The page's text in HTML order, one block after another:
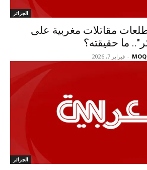
الجزائر
مقاتلات مغربية على
ما حقيقته؟
- فبراير 7, 2026
الجزائر